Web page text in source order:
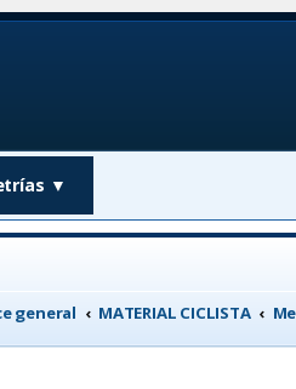
▼
general MATERIAL CICLISTA